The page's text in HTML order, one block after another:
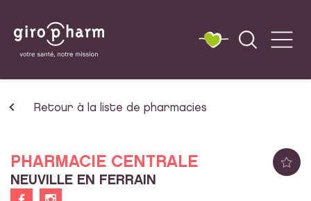
Retour à la liste de pharmacies
PHARMACIE CENTRALE
NEUVILLE EN FERRAIN